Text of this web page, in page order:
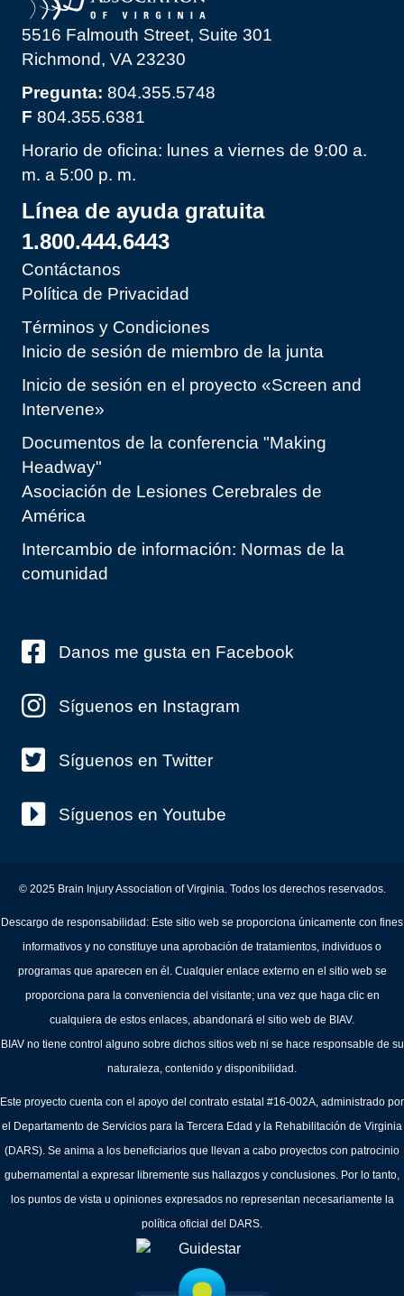
5516 Falmouth Street, Suite 301
Richmond, VA 23230
Pregunta: 804.355.5748
F 804.355.6381
Horario de oficina: lunes a viernes de 9:00 a.
m. a 5:00 p. m.
Línea de ayuda gratuita
1.800.444.6443
Contáctanos
Política de Privacidad
Términos y Condiciones
Inicio de sesión de miembro de la junta
Inicio de sesión en el proyecto «Screen and
Intervene»
Documentos de la conferencia "Making
Headway"
Asociación de Lesiones Cerebrales de
América
Intercambio de información: Normas de la
comunidad
Danos me gusta en Facebook
Síguenos en Instagram
Síguenos en Twitter
Síguenos en Youtube
© 2025 Brain Injury Association of Virginia. Todos los derechos reservados.
Descargo de responsabilidad: Este sitio web se proporciona únicamente con fines
informativos y no constituye una aprobación de tratamientos, individuos o
programas que aparecen en él. Cualquier enlace externo en el sitio web se
proporciona para la conveniencia del visitante; una vez que haga clic en
cualquiera de estos enlaces, abandonará el sitio web de BIAV.
BIAV no tiene control alguno sobre dichos sitios web ni se hace responsable de su
naturaleza, contenido y disponibilidad.
Este proyecto cuenta con el apoyo del contrato estatal #16-002A, administrado por
el Departamento de Servicios para la Tercera Edad y la Rehabilitación de Virginia
(DARS). Se anima a los beneficiarios que llevan a cabo proyectos con patrocinio
gubernamental a expresar libremente sus hallazgos y conclusiones. Por lo tanto,
los puntos de vista u opiniones expresados no representan necesariamente la
política oficial del DARS.